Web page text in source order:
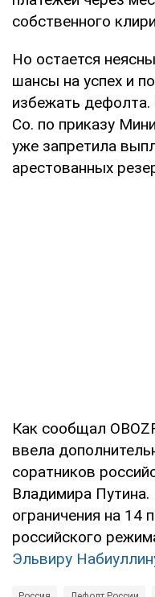
собственного
Но остается
шансы на успех и
избежать
Co. по приказу
уже запретила
арестованных
Как сообщал
ввела
соратников
Владимира
ограничения на 14
российского
Эльвиру